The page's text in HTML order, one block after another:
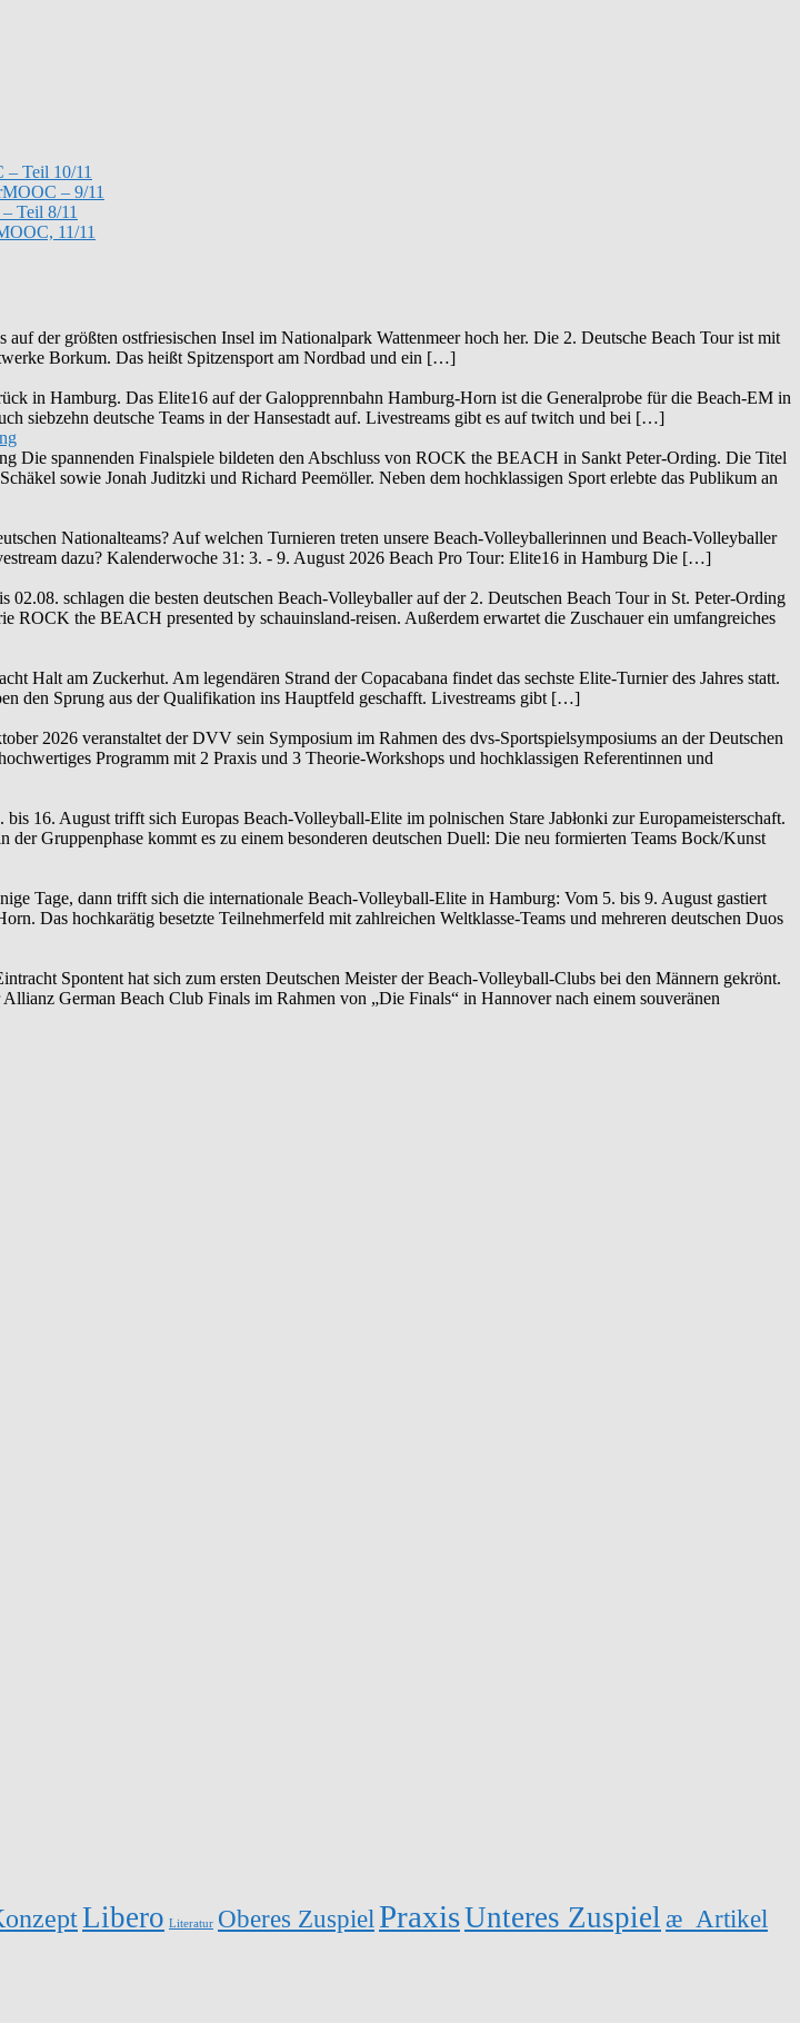
– Teil 10/11
– 9/11
Teil 8/11
11/11
der größten ostfriesischen Insel im Nationalpark Wattenmeer hoch her. Die 2. Deutsche Beach Tour ist mit
Borkum. Das heißt Spitzensport am Nordbad und ein […]
in Hamburg. Das Elite16 auf der Galopprennbahn Hamburg-Horn ist die Generalprobe für die Beach-EM in
siebzehn deutsche Teams in der Hansestadt auf. Livestreams gibt es auf twitch und bei […]
Die spannenden Finalspiele bildeten den Abschluss von ROCK the BEACH in Sankt Peter-Ording. Die Titel
sowie Jonah Juditzki und Richard Peemöller. Neben dem hochklassigen Sport erlebte das Publikum an
Nationalteams? Auf welchen Turnieren treten unsere Beach-Volleyballerinnen und Beach-Volleyballer
dazu? Kalenderwoche 31: 3. - 9. August 2026 Beach Pro Tour: Elite16 in Hamburg Die […]
schlagen die besten deutschen Beach-Volleyballer auf der 2. Deutschen Beach Tour in St. Peter-Ording
ROCK the BEACH presented by schauinsland-reisen. Außerdem erwartet die Zuschauer ein umfangreiches
Halt am Zuckerhut. Am legendären Strand der Copacabana findet das sechste Elite-Turnier des Jahres statt.
den Sprung aus der Qualifikation ins Hauptfeld geschafft. Livestreams gibt […]
2026 veranstaltet der DVV sein Symposium im Rahmen des dvs-Sportspielsymposiums an der Deutschen
Programm mit 2 Praxis und 3 Theorie-Workshops und hochklassigen Referentinnen und
16. August trifft sich Europas Beach-Volleyball-Elite im polnischen Stare Jabłonki zur Europameisterschaft.
Gruppenphase kommt es zu einem besonderen deutschen Duell: Die neu formierten Teams Bock/Kunst
Tage, dann trifft sich die internationale Beach-Volleyball-Elite in Hamburg: Vom 5. bis 9. August gastiert
Das hochkarätig besetzte Teilnehmerfeld mit zahlreichen Weltklasse-Teams und mehreren deutschen Duos
Spontent hat sich zum ersten Deutschen Meister der Beach-Volleyball-Clubs bei den Männern gekrönt.
German Beach Club Finals im Rahmen von „Die Finals“ in Hannover nach einem souveränen
Libero Literatur Oberes ZuspielPraxisUnteres Zuspiel æ_Artikel